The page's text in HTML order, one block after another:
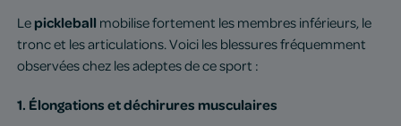
Le pickleball mobilise fortement les membres inférieurs, le
tronc et les articulations. Voici les blessures fréquemment
observées chez les adeptes de ce sport :
1. Élongations et déchirures musculaires